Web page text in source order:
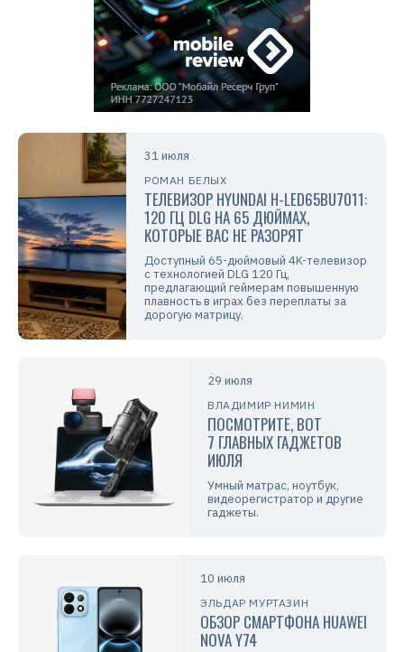
31 июля
РОМАН БЕЛЫХ
ТЕЛЕВИЗОР HYUNDAI H-LED65BU7011:
120 ГЦ DLG НА 65 ДЮЙМАХ,
КОТОРЫЕ ВАС НЕ РАЗОРЯТ
Доступный 65-дюймовый 4K-телевизор
с технологией DLG 120 Гц,
предлагающий геймерам повышенную
плавность в играх без переплаты за
дорогую матрицу.
29 июля
ВЛАДИМИР НИМИН
ПОСМОТРИТЕ, ВОТ
7 ГЛАВНЫХ ГАДЖЕТОВ
ИЮЛЯ
Умный матрас, ноутбук,
видеорегистратор и другие
гаджеты.
10 июля
ЭЛЬДАР МУРТАЗИН
ОБЗОР СМАРТФОНА HUAWEI
NOVA Y74